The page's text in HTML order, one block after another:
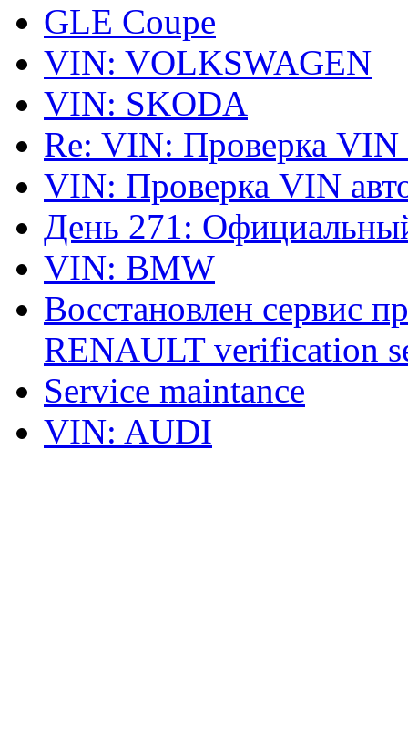
GLE Coupe
VIN: VOLKSWAGEN
VIN: SKODA
Re: VIN: Проверка VIN
VIN: Проверка VIN
День 271:
VIN: BMW
Восстановлен сервис
RENAULT verification
Service maintance
VIN: AUDI